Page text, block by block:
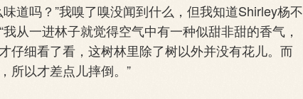
吗？”我嗅了嗅没闻到什么，但我知道Shirley杨不
从一进林子就觉得空气中有一种似甜非甜的香气，
仔细看了看，这树林里除了树以外并没有花儿。而
所以才差点儿摔倒。”